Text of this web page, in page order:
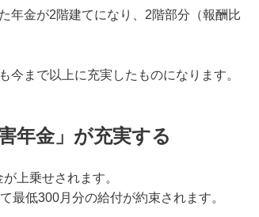
年金が2階建てになり、2階部分（報酬比
まで以上に充実したものになります。
年金」が充実する
上乗せされます。
最低300月分の給付が約束されます。